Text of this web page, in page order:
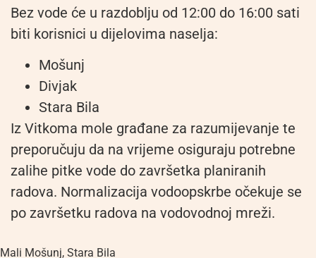
Bez vode će u razdoblju od 12:00 do 16:00 sati
biti korisnici u dijelovima naselja:
Mošunj
Divjak
Stara Bila
Iz Vitkoma mole građane za razumijevanje te
preporučuju da na vrijeme osiguraju potrebne
zalihe pitke vode do završetka planiranih
radova. Normalizacija vodoopskrbe očekuje se
po završetku radova na vodovodnoj mreži.
Mali Mošunj, Stara Bila